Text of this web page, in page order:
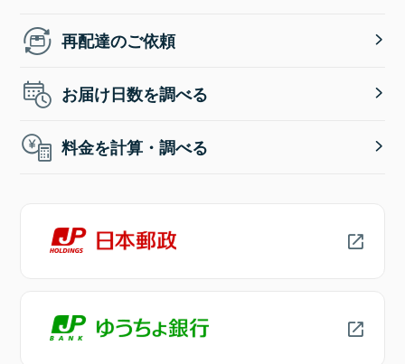
再配達のご依頼
お届け日数を調べる
料金を計算・調べる